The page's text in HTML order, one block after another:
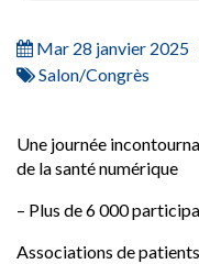
Mar 28 janvier 2025
Salon/Congrès
Une journée
de la santé numérique
– Plus de 6 000
Associations de